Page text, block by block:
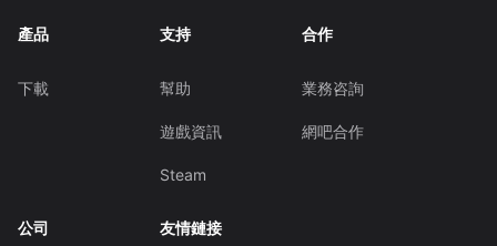
產品
下載
支持
幫助
遊戲資訊
Steam
合作
業務咨詢
網吧合作
公司 友情鏈接